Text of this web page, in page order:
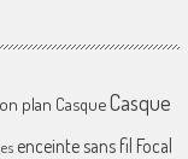
plan CasqueCasque
enceinte sans fil Focal